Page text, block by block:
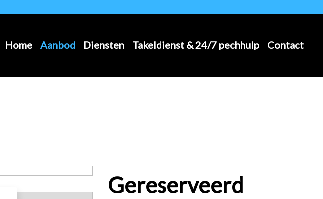
Home Aanbod Diensten Takeldienst & 24/7 pechhulp Contact
Gereserveerd